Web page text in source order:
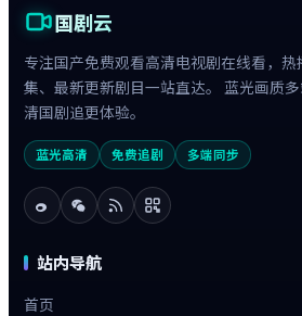
国剧云
专注国产免费观看高清电视剧在线看，
集、最新更新剧目一站直达。 蓝光画质
清国剧追更体验。
蓝光高清 免费追剧 多端同步
站内导航
首页